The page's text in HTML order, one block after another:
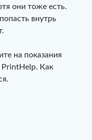
они тоже есть.
внутрь
на показания
Как